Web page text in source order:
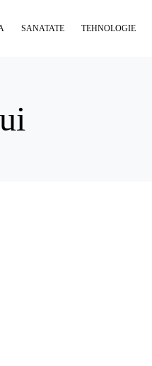
SANATATE TEHNOLOGIE